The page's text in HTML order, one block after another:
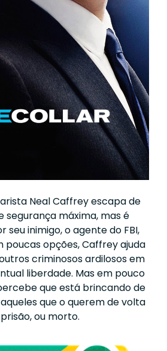
Neal Caffrey escapa de
segurança máxima, mas é
inimigo, o agente do FBI,
poucas opções, Caffrey ajuda
criminosos ardilosos em
liberdade. Mas em pouco
que está brincando de
que o querem de volta
ou morto.